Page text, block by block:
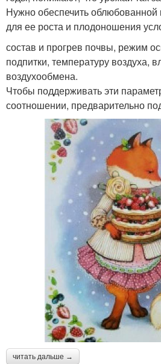
Нужно обеспечить облюбованной
для ее роста и плодоношения
состав и прогрев почвы, режим
подпитки, температуру воздуха,
воздухообмена.
Чтобы поддерживать эти
соотношении, предварительно
читать дальше →